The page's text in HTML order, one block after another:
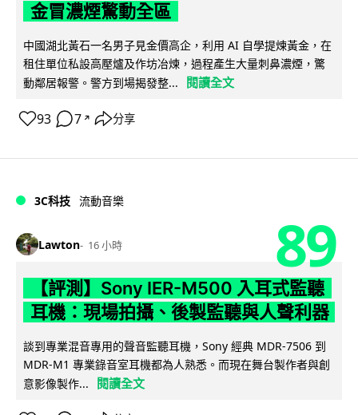
金冒濃煙驚動全區
中國湖北黃石一名男子見金價高企，利用 AI 自學提煉黃金，在
租住單位私設高壓爐及作坊冶煉，過程產生大量刺鼻濃煙，驚
動鄰居報警。警方到場揭發整...
閱讀全文
93 7 ↗ 分享
3C科技 流動音樂
Lawton 16 小時 89
【評測】Sony IER-M500 入耳式監聽
耳機：現場拍攝、後製監聽與人聲利器
談到專業混音專用的聲音監聽耳機，Sony 經典 MDR-7506 到
MDR-M1 專業錄音室耳機都為人熟悉。而現在舞台製作者與創
意影像製作...
閱讀全文